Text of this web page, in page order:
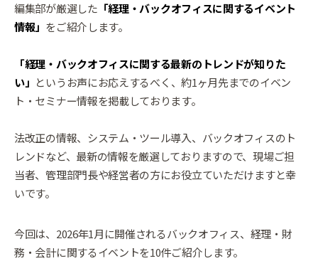
編集部が厳選した 「経理・バックオフィスに関するイベント
情報」 をご紹介します。
「経理・バックオフィスに関する最新のトレンドが知りた
い」 というお声にお応えするべく、約1ヶ月先までのイベン
ト・セミナー情報を掲載しております。
法改正の情報、システム・ツール導入、バックオフィスのト
レンドなど、最新の情報を厳選しておりますので、現場ご担
当者、管理部門長や経営者の方にお役立ていただけますと幸
いです。
今回は、2026年1月に開催されるバックオフィス、経理・財
務・会計に関するイベントを10件ご紹介します。